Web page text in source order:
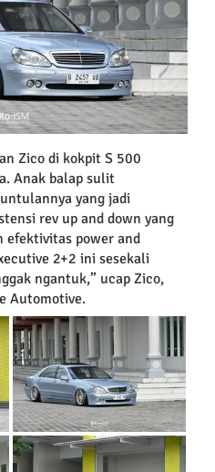
Zico di kokpit S 500
Anak balap sulit
yang jadi
rev up and down yang
efektivitas power and
2+2 ini sesekali
ngantuk,” ucap Zico,
Automotive.